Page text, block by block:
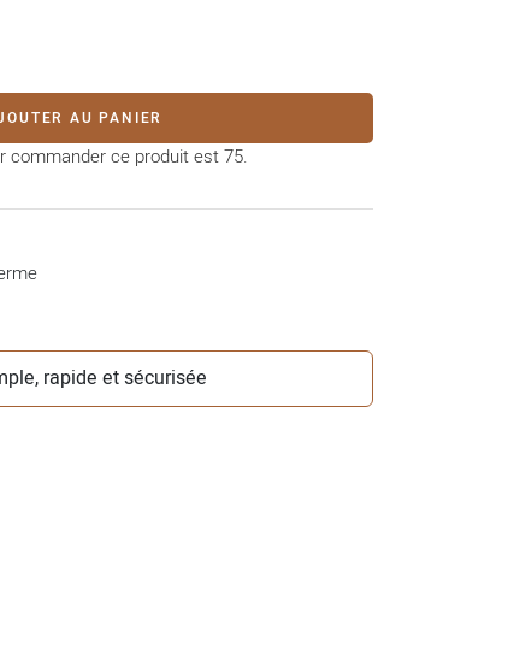
AU PANIER
commander ce produit est 75.
rapide et sécurisée